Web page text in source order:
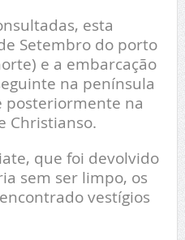
esta
Setembro do porto
e a embarcação
na península
posteriormente na
Christianso.
que foi devolvido
sem ser limpo, os
vestígios